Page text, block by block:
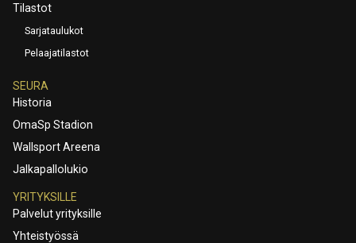
Tilastot
Sarjataulukot
Pelaajatilastot
SEURA
Historia
OmaSp Stadion
Wallsport Areena
Jalkapallolukio
YRITYKSILLE
Palvelut yrityksille
Yhteistyössä